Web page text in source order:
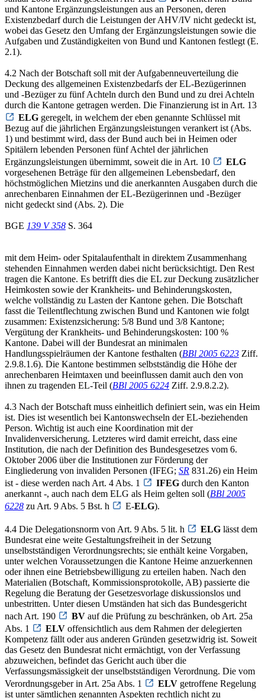
und Kantone Ergänzungsleistungen aus an Personen, deren
Existenzbedarf durch die Leistungen der AHV/IV nicht gedeckt ist,
wobei das Gesetz den Umfang der Ergänzungsleistungen sowie die
Aufgaben und Zuständigkeiten von Bund und Kantonen festlegt (E.
2.1).
4.2 Nach der Botschaft soll mit der Aufgabenneuverteilung die
Deckung des allgemeinen Existenzbedarfs der EL-Bezügerinnen
und -Bezüger zu fünf Achteln durch den Bund und zu drei Achteln
durch die Kantone getragen werden. Die Finanzierung ist in Art. 13
ELG geregelt, in welchem der eben genannte Schlüssel mit
Bezug auf die jährlichen Ergänzungsleistungen verankert ist (Abs.
1) und bestimmt wird, dass der Bund auch bei in Heimen oder
Spitälern lebenden Personen fünf Achtel der jährlichen
Ergänzungsleistungen übernimmt, soweit die in Art. 10
ELG
vorgesehenen Beträge für den allgemeinen Lebensbedarf, den
höchstmöglichen Mietzins und die anerkannten Ausgaben durch die
anrechenbaren Einnahmen der EL-Bezügerinnen und -Bezüger
nicht gedeckt sind (Abs. 2). Die
BGE 139 V 358 S. 364
mit dem Heim- oder Spitalaufenthalt in direktem Zusammenhang
stehenden Einnahmen werden dabei nicht berücksichtigt. Den Rest
tragen die Kantone. Es betrifft dies die EL zur Deckung zusätzlicher
Heimkosten sowie der Krankheits- und Behinderungskosten,
welche vollständig zu Lasten der Kantone gehen. Die Botschaft
fasst die Teilentflechtung zwischen Bund und Kantonen wie folgt
zusammen: Existenzsicherung: 5/8 Bund und 3/8 Kantone;
Vergütung der Krankheits- und Behinderungskosten: 100 %
Kantone. Dabei will der Bundesrat an minimalen
Handlungsspielräumen der Kantone festhalten (BBl 2005 6223 Ziff.
2.9.8.1.6). Die Kantone bestimmen selbstständig die Höhe der
anrechenbaren Heimtaxen und beeinflussen damit auch den von
ihnen zu tragenden EL-Teil (BBl 2005 6224 Ziff. 2.9.8.2.2).
4.3 Nach der Botschaft muss einheitlich definiert sein, was ein Heim
ist. Dies ist wesentlich bei Kantonswechseln der EL-beziehenden
Person. Wichtig ist auch eine Koordination mit der
Invalidenversicherung. Letzteres wird damit erreicht, dass eine
Institution, die nach der Definition des Bundesgesetzes vom 6.
Oktober 2006 über die Institutionen zur Förderung der
Eingliederung von invaliden Personen (IFEG; SR 831.26) ein Heim
ist - diese werden nach Art. 4 Abs. 1
IFEG durch den Kanton
anerkannt -, auch nach dem ELG als Heim gelten soll (BBl 2005
6228 zu Art. 9 Abs. 5 Bst. h E-ELG).
4.4 Die Delegationsnorm von Art. 9 Abs. 5 lit. h ELG lässt dem
Bundesrat eine weite Gestaltungsfreiheit in der Setzung
unselbstständigen Verordnungsrechts; sie enthält keine Vorgaben,
unter welchen Voraussetzungen die Kantone Heime anzuerkennen
oder ihnen eine Betriebsbewilligung zu erteilen haben. Nach den
Materialien (Botschaft, Kommissionsprotokolle, AB) passierte die
Regelung die Beratung der Gesetzesvorlage diskussionslos und
unbestritten. Unter diesen Umständen hat sich das Bundesgericht
nach Art. 190
BV auf die Prüfung zu beschränken, ob Art. 25a
Abs. 1
ELV offensichtlich aus dem Rahmen der delegierten
Kompetenz fällt oder aus anderen Gründen gesetzwidrig ist. Soweit
das Gesetz den Bundesrat nicht ermächtigt, von der Verfassung
abzuweichen, befindet das Gericht auch über die
Verfassungsmässigkeit der unselbstständigen Verordnung. Die vom
Verordnungsgeber in Art. 25a Abs. 1
ELV getroffene Regelung
ist unter sämtlichen genannten Aspekten rechtlich nicht zu